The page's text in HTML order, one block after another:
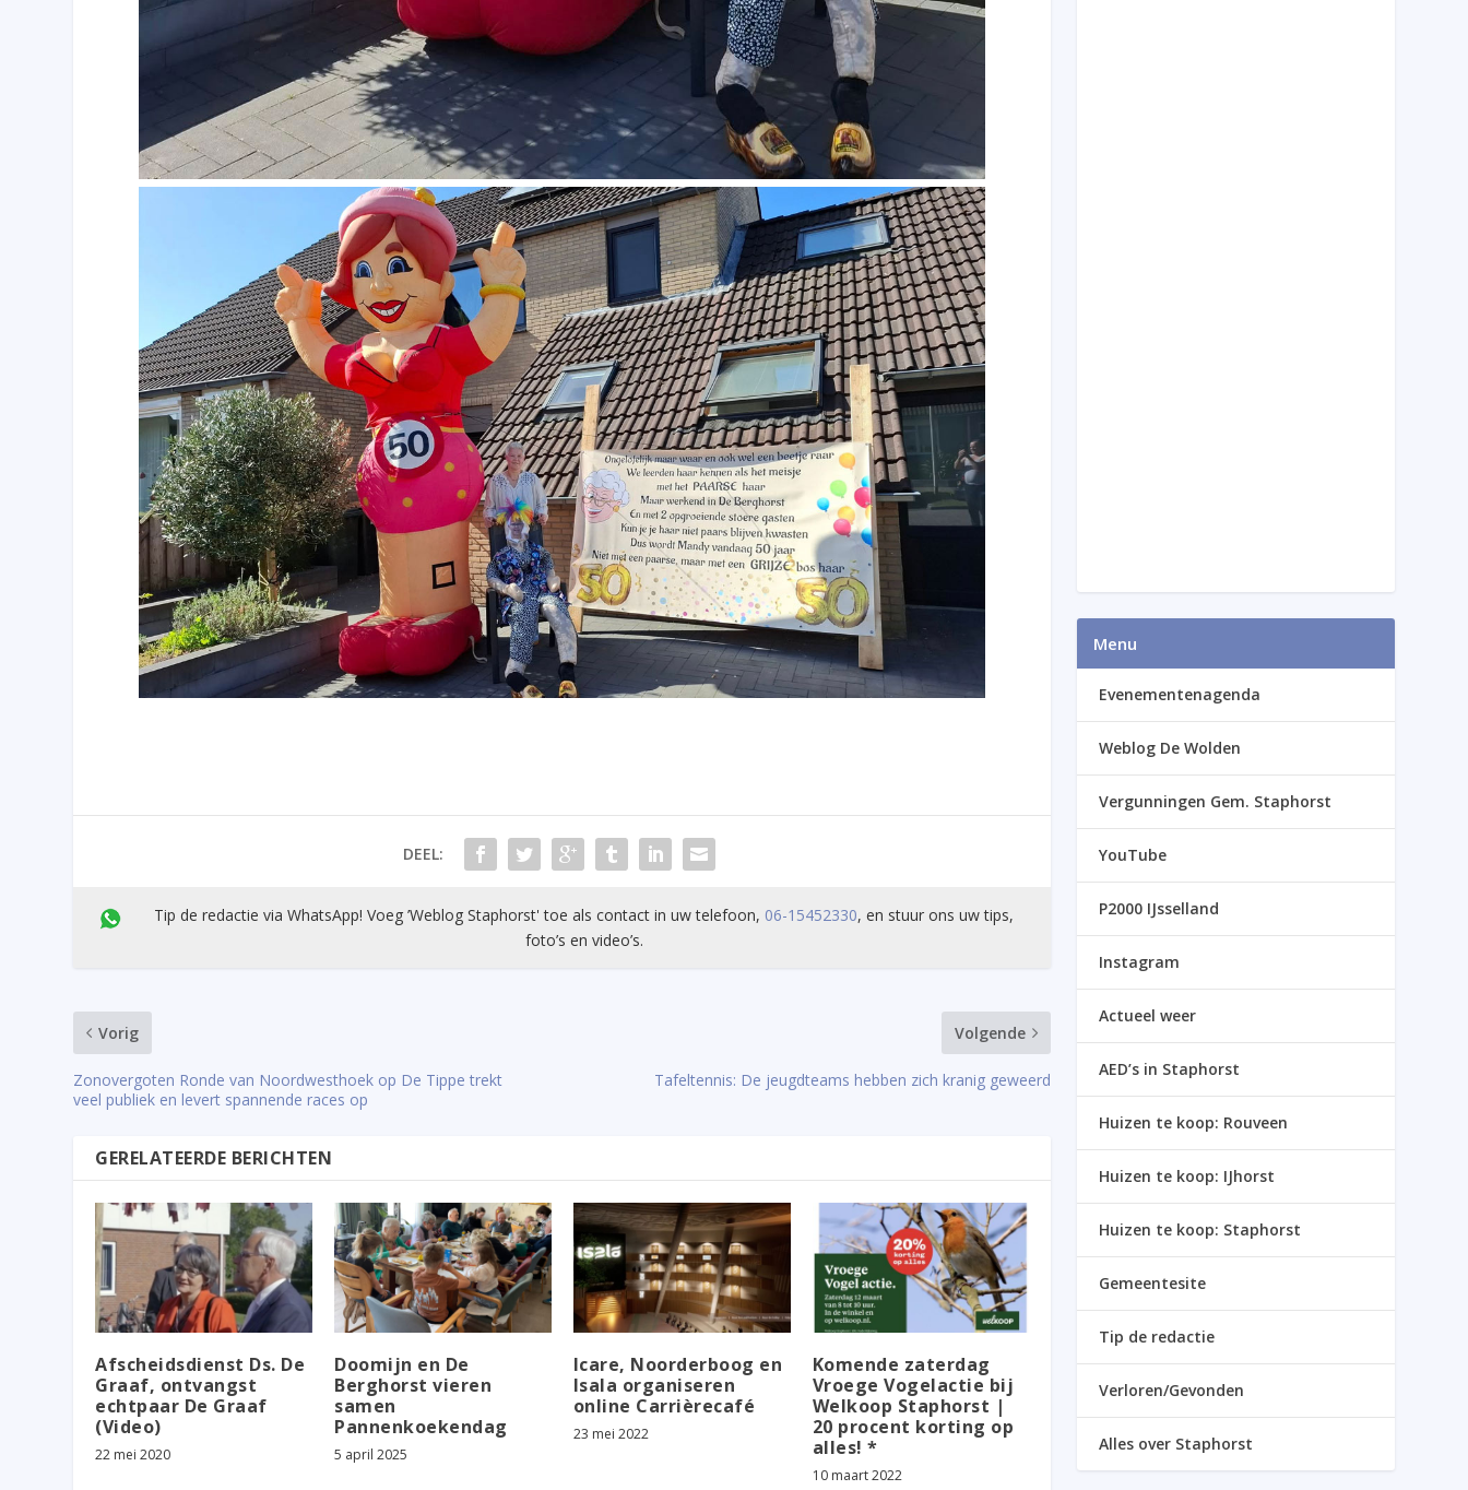
DEEL:
Tip de redactie via WhatsApp! Voeg ’Weblog Staphorst' toe als contact in uw telefoon, 06-15452330, en stuur ons uw tips,
foto’s en video’s.
Vorig
Zonovergoten Ronde van Noordwesthoek op De Tippe trekt
veel publiek en levert spannende races op
Volgende
Tafeltennis: De jeugdteams hebben zich kranig geweerd
GERELATEERDE BERICHTEN
Afscheidsdienst Ds. De
Graaf, ontvangst
echtpaar De Graaf
(Video)
22 mei 2020
Doomijn en De
Berghorst vieren
samen
Pannenkoekendag
5 april 2025
Icare, Noorderboog en
Isala organiseren
online Carrièrecafé
23 mei 2022
Komende zaterdag
Vroege Vogelactie bij
Welkoop Staphorst |
20 procent korting op
alles! *
10 maart 2022
Menu
Evenementenagenda
Weblog De Wolden
Vergunningen Gem. Staphorst
YouTube
P2000 IJsselland
Instagram
Actueel weer
AED’s in Staphorst
Huizen te koop: Rouveen
Huizen te koop: IJhorst
Huizen te koop: Staphorst
Gemeentesite
Tip de redactie
Verloren/Gevonden
Alles over Staphorst